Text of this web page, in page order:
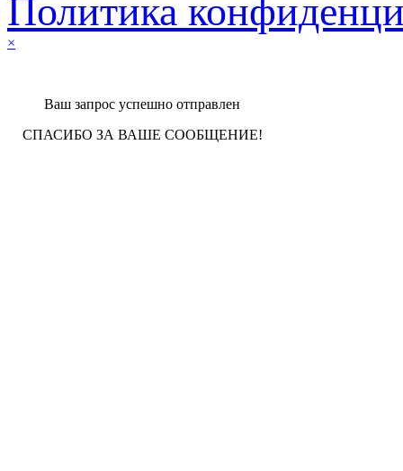
Политика
×
Ваш запрос успешно отправлен
СПАСИБО ЗА ВАШЕ СООБЩЕНИЕ!